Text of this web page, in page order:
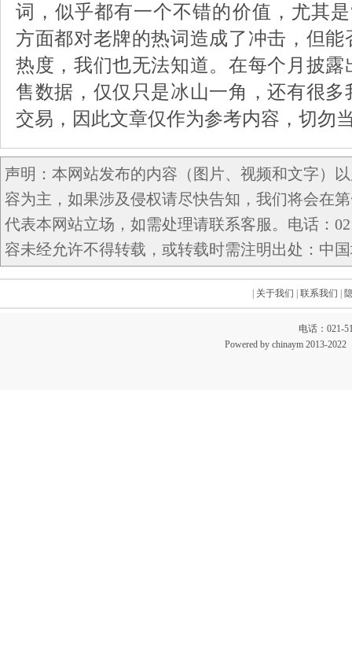
词，似乎都有一个不错的价值，尤其是
方面都对老牌的热词造成了冲击，但
热度，我们也无法知道。在每个月披
售数据，仅仅只是冰山一角，还有很
交易，因此文章仅作为参考内容，切勿
声明：本网站发布的内容（图片、视频和文字）
容为主，如果涉及侵权请尽快告知，我们将会在
代表本网站立场，如需处理请联系客服。电话：
容未经允许不得转载，或转载时需注明出处：中国
关于我们 联系我们
电话：021-
Powered by chinaym 2013-